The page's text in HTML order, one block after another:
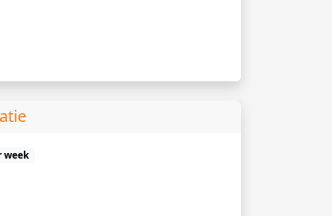
week